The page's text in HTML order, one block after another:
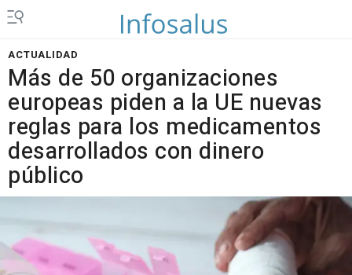
ACTUALIDAD
Más de 50 organizaciones
europeas piden a la UE nuevas
reglas para los medicamentos
desarrollados con dinero
público